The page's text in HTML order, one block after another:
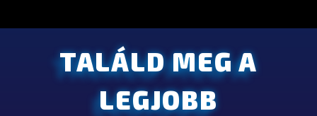
TALÁLD MEG A
LEGJOBB